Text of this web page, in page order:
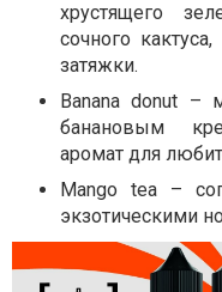
хрустящего
сочного
затяжки.
Banana donut –
банановым
аромат для
Mango tea –
экзотическими